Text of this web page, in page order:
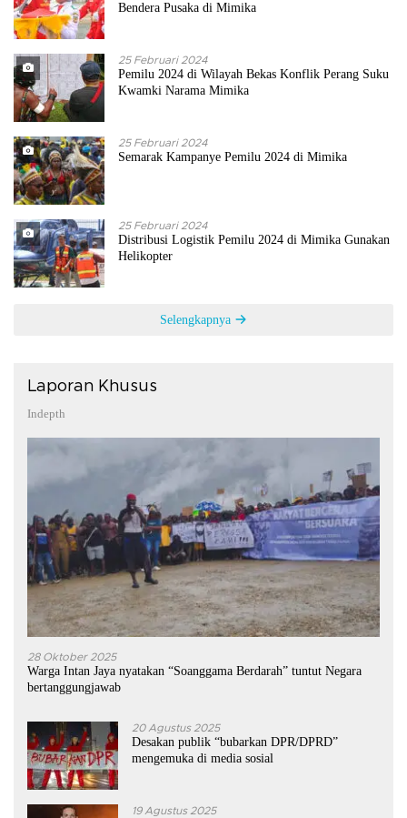
Bendera Pusaka di Mimika
25 Februari 2024
Pemilu 2024 di Wilayah Bekas Konflik Perang Suku
Kwamki Narama Mimika
25 Februari 2024
Semarak Kampanye Pemilu 2024 di Mimika
25 Februari 2024
Distribusi Logistik Pemilu 2024 di Mimika Gunakan
Helikopter
Selengkapnya
Laporan Khusus
Indepth
28 Oktober 2025
Warga Intan Jaya nyatakan “Soanggama Berdarah” tuntut Negara
bertanggungjawab
20 Agustus 2025
Desakan publik “bubarkan DPR/DPRD”
mengemuka di media sosial
19 Agustus 2025